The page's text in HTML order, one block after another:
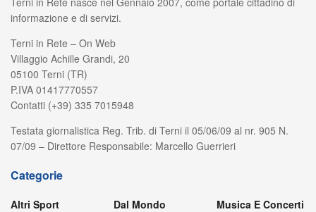
informazione e di servizi.
Terni in Rete – On Web
Villaggio Achille Grandi, 20
05100 Terni (TR)
P.IVA 01417770557
Contatti (+39) 335 7015948
Testata giornalistica Reg. Trib. di Terni il 05/06/09 al nr. 905 N.
07/09 – Direttore Responsabile: Marcello Guerrieri
Categorie
Altri Sport
Dal Mondo
Musica E Concerti